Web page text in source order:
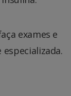
exames e